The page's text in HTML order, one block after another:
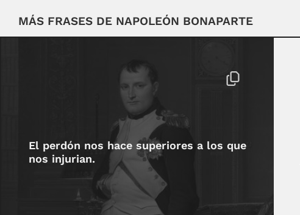
MÁS FRASES DE NAPOLEÓN BONAPARTE
El perdón nos hace superiores a los que
nos injurian.